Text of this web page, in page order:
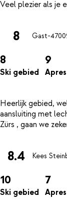
8 Gast-4700
8
Ski gebied
9
Heerlijk gebied,
aansluiting met
8.4 Kees
10
Ski gebied
7